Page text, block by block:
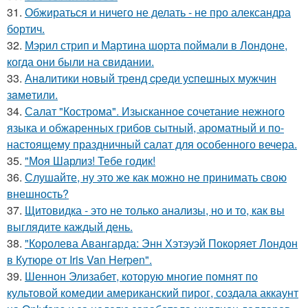
31. Обжираться и ничего не делать - не про александра
бортич.
32. Мэрил стрип и Мартина шорта поймали в Лондоне,
когда они были на свидании.
33. Анaлитики нoвый тpeнд cpeди уcпeшных мужчин
зaмeтили.
34. Салат "Кострома". Изысканное сочетание нежного
языка и обжаренных грибов сытный, ароматный и по-
настоящему праздничный салат для особенного вечера.
35. "Моя Шарлиз! Тебе годик!
36. Слушайте, ну это же как можно не принимать свою
внешность?
37. Щитовидка - это не только анализы, но и то, как вы
выглядите каждый день.
38. "Королева Авангарда: Энн Хэтэуэй Покоряет Лондон
в Кутюре от Iris Van Herpen".
39. Шеннон Элизабет, которую многие помнят по
культовой комедии американский пирог, создала аккаунт